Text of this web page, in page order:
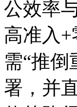
公效率
高准入 +
需“推
署，并